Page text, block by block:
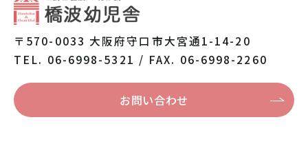
〒570-0033 大阪府守口市大宮通1-14-20
TEL. 06-6998-5321 / FAX. 06-6998-2260
お問い合わせ